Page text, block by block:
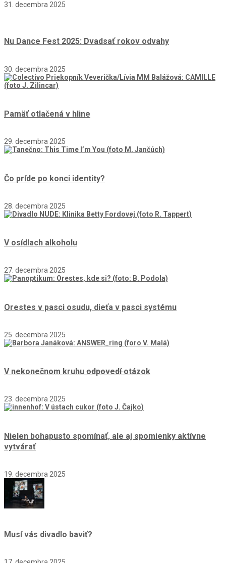
31. decembra 2025
Nu Dance Fest 2025: Dvadsať rokov odvahy
30. decembra 2025
Pamäť otlačená v hline
29. decembra 2025
Čo príde po konci identity?
28. decembra 2025
V osídlach alkoholu
27. decembra 2025
Orestes v pasci osudu, dieťa v pasci systému
25. decembra 2025
V nekonečnom kruhu odpovedíotázok
23. decembra 2025
Nielen bohapusto spomínať, ale aj spomienky aktívne
vytvárať
19. decembra 2025
Musí vás divadlo baviť?